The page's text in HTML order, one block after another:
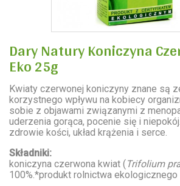
Dary Natury Koniczyna
Eko 25g
Kwiaty czerwonej koniczyny znane są
korzystnego wpływu na kobiecy
sobie z objawami związanymi z
uderzenia gorąca, pocenie się i
zdrowie kości, układ krążenia i serce.
Składniki:
koniczyna czerwona kwiat ( Trifolium
100%.*produkt rolnictwa ekologicznego